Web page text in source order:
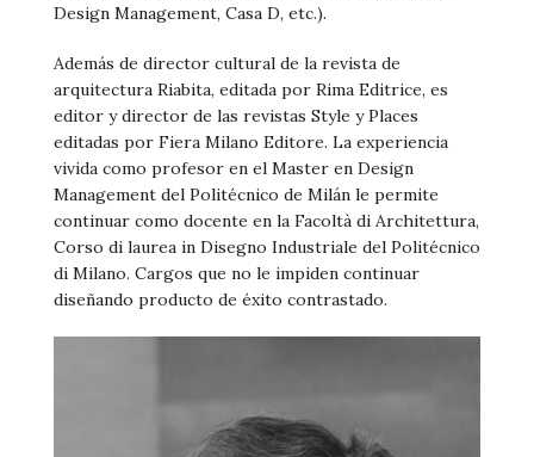
Design Management, Casa D, etc.).
Además de director cultural de la revista de
arquitectura Riabita, editada por Rima Editrice, es
editor y director de las revistas Style y Places
editadas por Fiera Milano Editore. La experiencia
vivida como profesor en el Master en Design
Management del Politécnico de Milán le permite
continuar como docente en la Facoltà di Architettura,
Corso di laurea in Disegno Industriale del Politécnico
di Milano. Cargos que no le impiden continuar
diseñando producto de éxito contrastado.